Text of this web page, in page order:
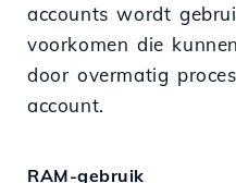
accounts wordt
voorkomen die
door overmatig
account.
RAM-gebruik